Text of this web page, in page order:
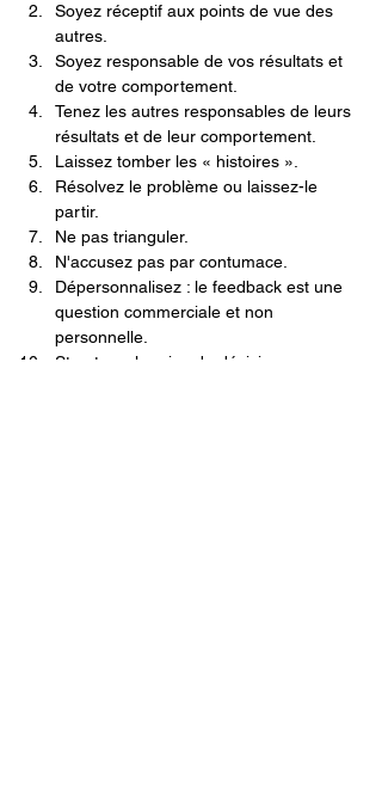
Soyez réceptif aux points de vue des
autres.
Soyez responsable de vos résultats et
de votre comportement.
Tenez les autres responsables de leurs
résultats et de leur comportement.
Laissez tomber les « histoires ».
Résolvez le problème ou laissez-le
partir.
Ne pas trianguler.
N'accusez pas par contumace.
Dépersonnalisez : le feedback est une
question commerciale et non
personnelle.
Structurer la prise de décision.